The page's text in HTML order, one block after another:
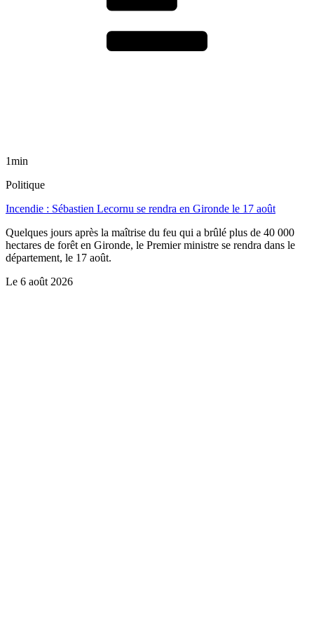
1min
Politique
Incendie : Sébastien Lecornu se rendra en Gironde le 17 août
Quelques jours après la maîtrise du feu qui a brûlé plus de 40 000
hectares de forêt en Gironde, le Premier ministre se rendra dans le
département, le 17 août.
Le 6 août 2026